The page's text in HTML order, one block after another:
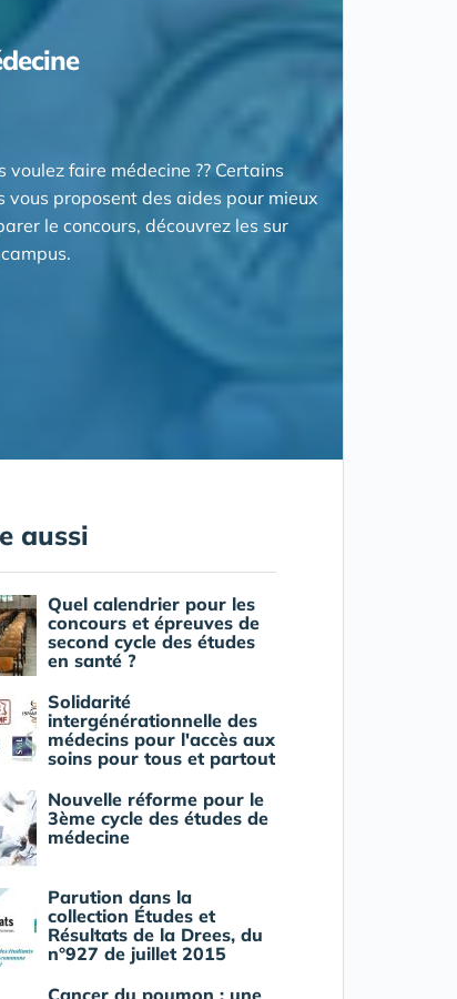
voulez faire médecine ?? Certains
vous proposent des aides pour mieux
le concours, découvrez les sur
aussi
Quel calendrier pour les
concours et épreuves de
second cycle des études
en santé ?
Solidarité
intergénérationnelle des
médecins pour l'accès aux
soins pour tous et partout
Nouvelle réforme pour le
3ème cycle des études de
médecine
Parution dans la
collection Études et
Résultats de la Drees, du
n°927 de juillet 2015
Cancer du poumon : une